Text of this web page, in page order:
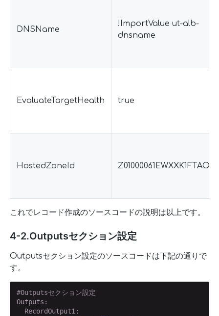
DNSName
!ImportValue ut-alb-
dnsname
EvaluateTargetHealth true
HostedZoneId Z01000061EWXXK1FTAO6J
これでレコード作成のソースコードの説明は以上です。
4-2.Outputsセクション設定
Outputsセクション設定のソースコードは下記の通りで
す。
#Outputsセクション設定
Outputs:
  RecordOutput1: